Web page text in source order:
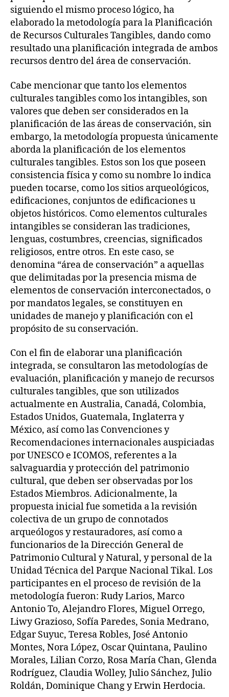
siguiendo el mismo proceso lógico, ha
elaborado la metodología para la Planificación
de Recursos Culturales Tangibles, dando como
resultado una planificación integrada de ambos
recursos dentro del área de conservación.
Cabe mencionar que tanto los elementos
culturales tangibles como los intangibles, son
valores que deben ser considerados en la
planificación de las áreas de conservación, sin
embargo, la metodología propuesta únicamente
aborda la planificación de los elementos
culturales tangibles. Estos son los que poseen
consistencia física y como su nombre lo indica
pueden tocarse, como los sitios arqueológicos,
edificaciones, conjuntos de edificaciones u
objetos históricos. Como elementos culturales
intangibles se consideran las tradiciones,
lenguas, costumbres, creencias, significados
religiosos, entre otros. En este caso, se
denomina “área de conservación” a aquellas
que delimitadas por la presencia misma de
elementos de conservación interconectados, o
por mandatos legales, se constituyen en
unidades de manejo y planificación con el
propósito de su conservación.
Con el fin de elaborar una planificación
integrada, se consultaron las metodologías de
evaluación, planificación y manejo de recursos
culturales tangibles, que son utilizados
actualmente en Australia, Canadá, Colombia,
Estados Unidos, Guatemala, Inglaterra y
México, así como las Convenciones y
Recomendaciones internacionales auspiciadas
por UNESCO e ICOMOS, referentes a la
salvaguardia y protección del patrimonio
cultural, que deben ser observadas por los
Estados Miembros. Adicionalmente, la
propuesta inicial fue sometida a la revisión
colectiva de un grupo de connotados
arqueólogos y restauradores, así como a
funcionarios de la Dirección General de
Patrimonio Cultural y Natural, y personal de la
Unidad Técnica del Parque Nacional Tikal. Los
participantes en el proceso de revisión de la
metodología fueron: Rudy Larios, Marco
Antonio To, Alejandro Flores, Miguel Orrego,
Liwy Grazioso, Sofía Paredes, Sonia Medrano,
Edgar Suyuc, Teresa Robles, José Antonio
Montes, Nora López, Oscar Quintana, Paulino
Morales, Lilian Corzo, Rosa María Chan, Glenda
Rodríguez, Claudia Wolley, Julio Sánchez, Julio
Roldán, Dominique Chang y Erwin Herdocia.